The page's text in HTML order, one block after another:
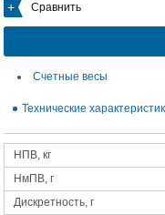
Сравнить
Счетные весы
Технические
НПВ, кг
НмПВ, г
Дискретность, г